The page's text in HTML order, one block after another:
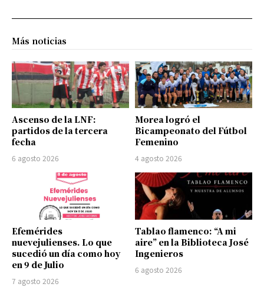
Más noticias
Ascenso de la LNF:
partidos de la tercera
fecha
6 agosto 2026
Morea logró el
Bicampeonato del Fútbol
Femenino
4 agosto 2026
Efemérides
nuevejulienses. Lo que
sucedió un día como hoy
en 9 de Julio
7 agosto 2026
Tablao flamenco: “A mi
aire” en la Biblioteca José
Ingenieros
6 agosto 2026